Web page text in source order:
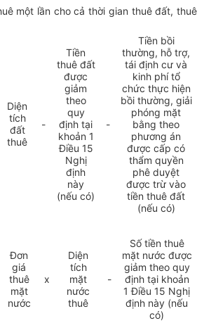
một lần cho cả thời gian thuê đất, thuê
Diện
tích
đất
thuê
-
Tiền
thuê đất
được
giảm
theo
quy
định tại
khoản 1
Điều 15
Nghị
định
này
(nếu có)
-
Tiền bồi
thường, hỗ trợ,
tái định cư và
kinh phí tổ
chức thực hiện
bồi thường, giải
phóng mặt
bằng theo
phương án
được cấp có
thẩm quyền
phê duyệt
được trừ vào
tiền thuê đất
(nếu có)
Đơn
giá
thuê
mặt
nước
x
Diện
tích
mặt
nước
thuê
-
Số tiền thuê
mặt nước được
giảm theo quy
định tại khoản
1 Điều 15 Nghị
định này (nếu
có)